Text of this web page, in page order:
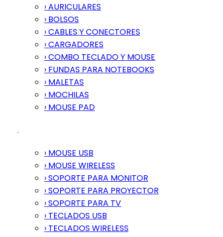
› AURICULARES
› BOLSOS
› CABLES Y CONECTORES
› CARGADORES
› COMBO TECLADO Y MOUSE
› FUNDAS PARA NOTEBOOKS
› MALETAS
› MOCHILAS
› MOUSE PAD
› MOUSE USB
› MOUSE WIRELESS
› SOPORTE PARA MONITOR
› SOPORTE PARA PROYECTOR
› SOPORTE PARA TV
› TECLADOS USB
› TECLADOS WIRELESS